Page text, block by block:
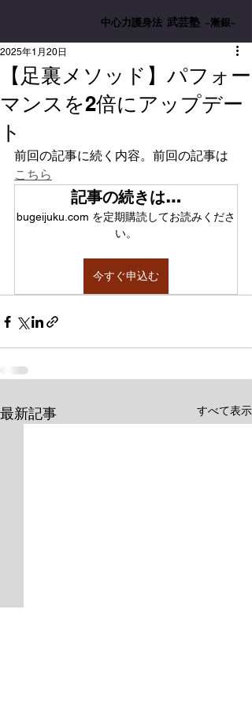
中心力護身法 武芸塾 ~漸銀~
【足裏メソッド】パフォー
マンスを2倍にアップデー
ト
2025年1月20日
前回の記事に続く内容。前回の記事は
こちら
記事の続きは…
bugeijuku.com を定期購読してお読みくださ
い。
今すぐ申込む
最新記事 すべて表示